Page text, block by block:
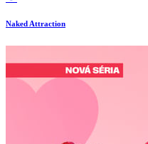
Naked Attraction